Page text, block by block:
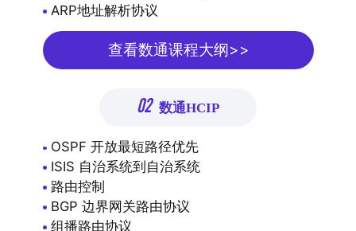
ARP地址解析协议
查看数通课程大纲>>
02 数通HCIP
OSPF 开放最短路径优先
ISIS 自治系统到自治系统
路由控制
BGP 边界网关路由协议
组播路由协议